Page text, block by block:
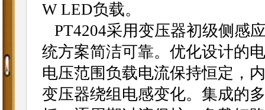
W LED负载。
PT4204采用变压器初级侧感
统方案简洁可靠。优化设计的
电压范围负载电流保持恒定，
变压器绕组电感变化。集成的